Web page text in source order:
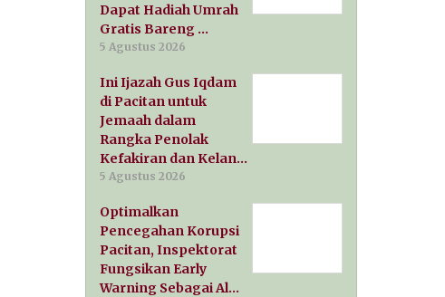
Dapat Hadiah Umrah
Gratis Bareng …
5 Agustus 2026
Ini Ijazah Gus Iqdam
di Pacitan untuk
Jemaah dalam
Rangka Penolak
Kefakiran dan Kelan…
5 Agustus 2026
Optimalkan
Pencegahan Korupsi
Pacitan, Inspektorat
Fungsikan Early
Warning Sebagai Al…